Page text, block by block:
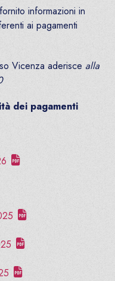
informazioni in
ai pagamenti
Vicenza aderisce alla
dei pagamenti